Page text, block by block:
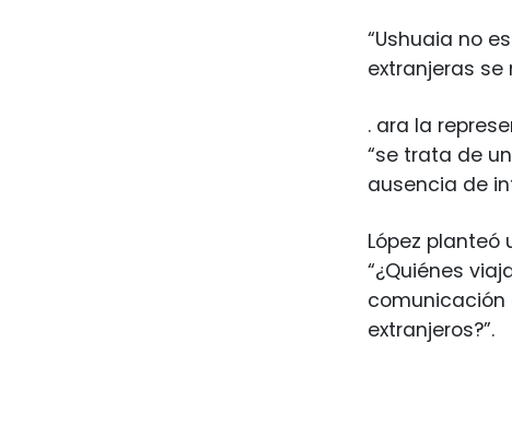
“Ushuaia no
extranjeras se
. ara la
“se trata de
ausencia de
López
“¿Quiénes
comunicación
extranjeros?”.